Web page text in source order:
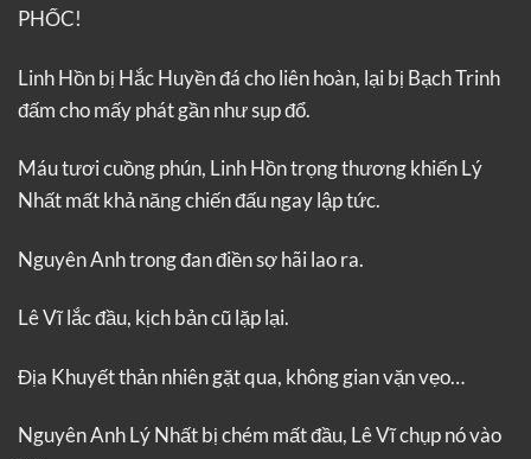
PHỐC!
Linh Hồn bị Hắc Huyền đá cho liên hoàn, lại bị Bạch Trinh
đấm cho mấy phát gần như sụp đổ.
Máu tươi cuồng phún, Linh Hồn trọng thương khiến Lý
Nhất mất khả năng chiến đấu ngay lập tức.
Nguyên Anh trong đan điền sợ hãi lao ra.
Lê Vĩ lắc đầu, kịch bản cũ lặp lại.
Địa Khuyết thản nhiên gặt qua, không gian vặn vẹo…
Nguyên Anh Lý Nhất bị chém mất đầu, Lê Vĩ chụp nó vào